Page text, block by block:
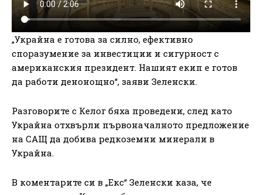
„Украйна е готова за силно, ефективно
споразумение за инвестиции и сигурност с
американския президент. Нашият екип е готов
да работи денонощно“, заяви Зеленски.
Разговорите с Келог бяха проведени, след като
Украйна отхвърли първоначалното предложение
на САЩ да добива редкоземни минерали в
Украйна.
В коментарите си в „Екс“ Зеленски каза, че